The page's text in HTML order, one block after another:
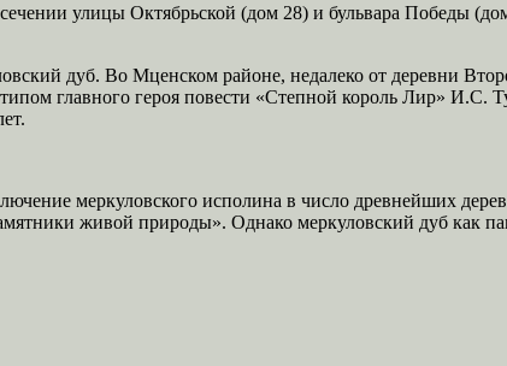
улицы Октябрьской (дом 28) и бульвара Победы
дуб. Во Мценском районе, недалеко от деревни
главного героя повести «Степной король Лир» И.С.
меркуловского исполина в число древнейших
живой природы». Однако меркуловский дуб как